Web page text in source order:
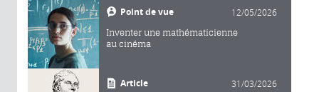
Point de vue 12/05/2026
Inventer une mathématicienne
au cinéma
Article 31/03/2026